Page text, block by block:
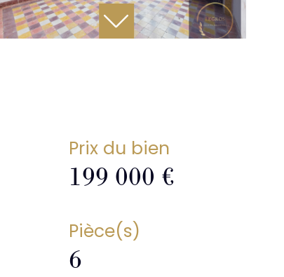
Prix du bien
199 000 €
Pièce(s)
6